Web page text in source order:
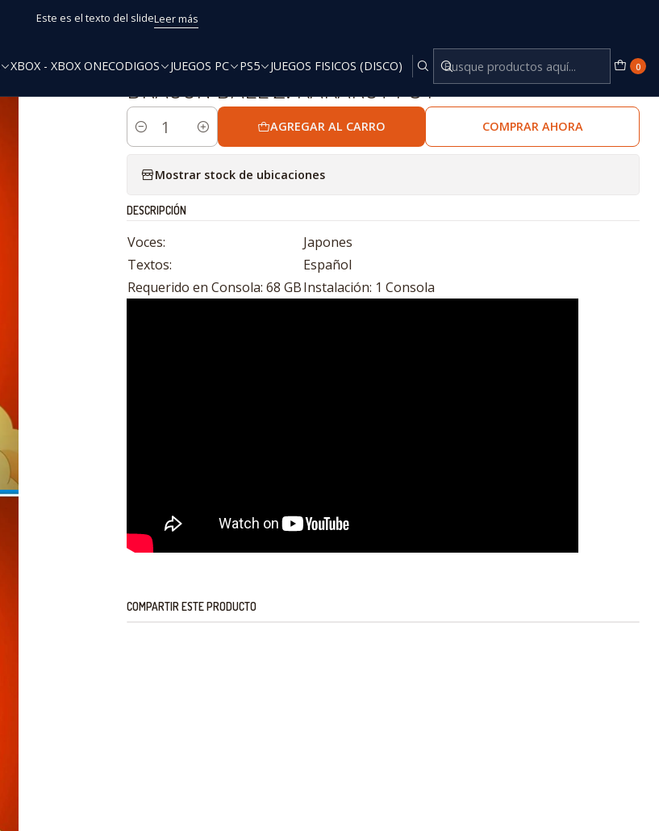
XBOX - XBOX ONECODIGOS JUEGOS PC PS5 JUEGOS FISICOS (DISCO) 0
Este es el texto del slideLeer más
Ofertas DRAGON BALL Z: KAKAROT PS4
|
DRAGON BALL Z: KAKAROT PS4
Cantidad
AGREGAR AL CARRO COMPRAR AHORA
Mostrar stock de ubicaciones
DESCRIPCIÓN
Voces:
Japones
Textos:
Español
Requerido en Consola: 68 GBInstalación: 1 Consola
COMPARTIR ESTE PRODUCTO